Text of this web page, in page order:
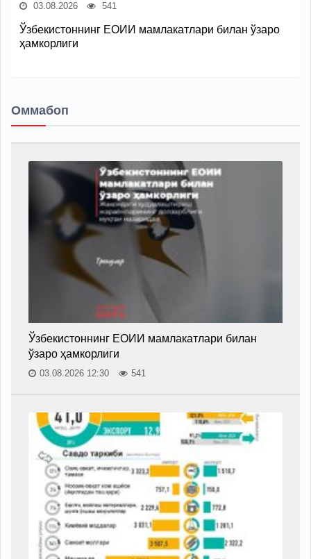
03.08.2026 541
Ўзбекистоннинг ЕОИИ мамлакатлари билан ўзаро
ҳамкорлиги
Оммабоп
Ўзбекистоннинг ЕОИИ мамлакатлари билан
ўзаро ҳамкорлиги
03.08.2026 12:30 541